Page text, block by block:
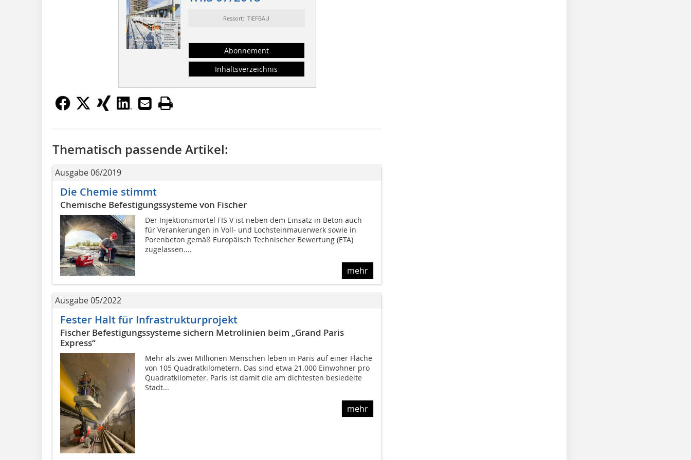
Ressort: TIEFBAU
Abonnement
Inhaltsverzeichnis
Thematisch passende Artikel:
Ausgabe 06/2019
Die Chemie stimmt
Chemische Befestigungssysteme von Fischer
Der Injektionsmörtel FIS V ist neben dem Einsatz in Beton auch
für Verankerungen in Voll- und Lochsteinmauerwerk sowie in
Porenbeton gemäß Europäisch Technischer Bewertung (ETA)
zugelassen....
mehr
Ausgabe 05/2022
Fester Halt für Infrastrukturprojekt
Fischer Befestigungssysteme sichern Metrolinien beim „Grand Paris
Express“
Mehr als zwei Millionen Menschen leben in Paris auf einer Fläche
von 105 Quadratkilometern. Das sind etwa 21.000 Einwohner pro
Quadratkilometer. Paris ist damit die am dichtesten besiedelte
Stadt...
mehr